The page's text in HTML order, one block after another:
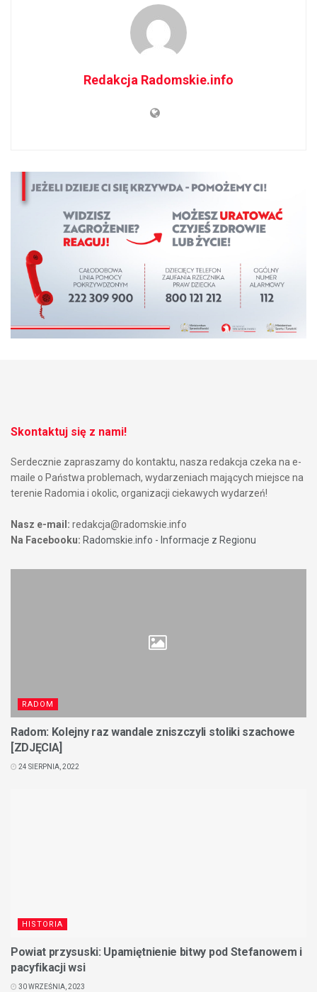
Redakcja Radomskie.info
Skontaktuj się z nami!
Serdecznie zapraszamy do kontaktu, nasza redakcja czeka na e-
maile o Państwa problemach, wydarzeniach mających miejsce na
terenie Radomia i okolic, organizacji ciekawych wydarzeń!
Nasz e-mail: redakcja@radomskie.info
Na Facebooku: Radomskie.info - Informacje z Regionu
RADOM
Radom: Kolejny raz wandale zniszczyli stoliki szachowe
[ZDJĘCIA]
24 SIERPNIA, 2022
HISTORIA
Powiat przysuski: Upamiętnienie bitwy pod Stefanowem i
pacyfikacji wsi
30 WRZEŚNIA, 2023